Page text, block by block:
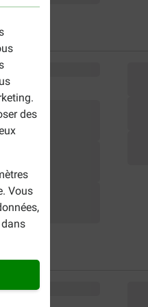
des
Vous